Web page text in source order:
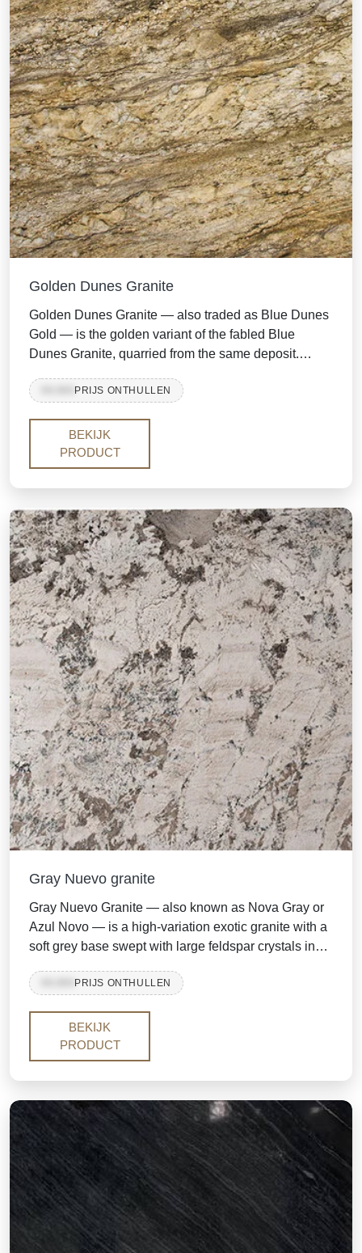
Golden Dunes Granite
Golden Dunes Granite — also traded as Blue Dunes
Gold — is the golden variant of the fabled Blue
Dunes Granite, quarried from the same deposit.
across the slab like windblown desert sand,
streaks. With its warm palette and dramatic
movement, it brings the luxury of an exotic stone to
kitchens, islands and feature walls.
PRIJS ONTHULLEN
BEKIJK
PRODUCT
Gray Nuevo granite
Gray Nuevo Granite — also known as Nova Gray or
Azul Novo — is a high-variation exotic granite with a
soft grey base swept with large feldspar crystals in
Thanks to its rich feldspar concentration, almost
installation a one-of-a-kind character. It is mined from
the same quarry that produces Azul White and Azul
Blue granite.
PRIJS ONTHULLEN
BEKIJK
PRODUCT